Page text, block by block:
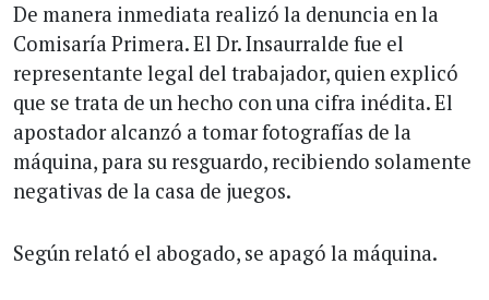
De manera inmediata realizó la denuncia en la
Comisaría Primera. El Dr. Insaurralde fue el
representante legal del trabajador, quien explicó
que se trata de un hecho con una cifra inédita. El
apostador alcanzó a tomar fotografías de la
máquina, para su resguardo, recibiendo solamente
negativas de la casa de juegos.
Según relató el abogado, se apagó la máquina.